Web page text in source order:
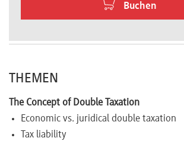
FAQ
Buchen
THEMEN
The Concept of Double Taxation
Economic vs. juridical double taxation
Tax liability